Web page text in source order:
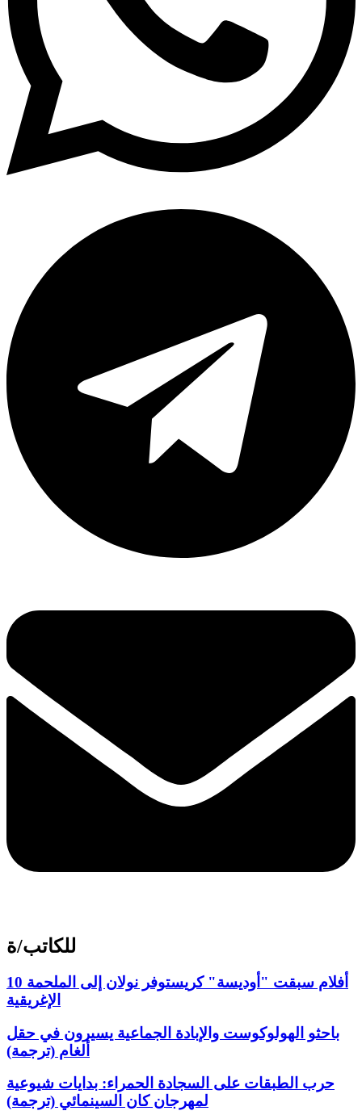
للكاتب/ة
10 أفلام سبقت "أوديسة" كريستوفر نولان إلى الملحمة
الإغريقية
باحثو الهولوكوست والإبادة الجماعية يسيرون في حقل
ألغام (ترجمة)
حرب الطبقات على السجادة الحمراء: بدايات شيوعية
لمهرجان كان السينمائي (ترجمة)